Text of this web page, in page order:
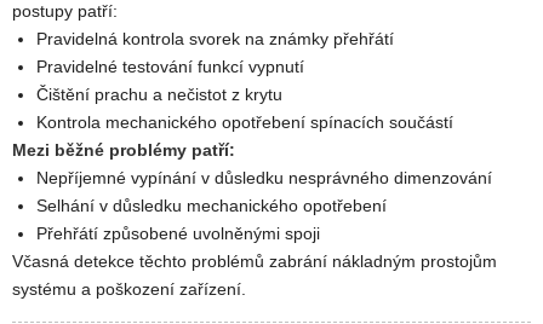
postupy patří:
Pravidelná kontrola svorek na známky přehřátí
Pravidelné testování funkcí vypnutí
Čištění prachu a nečistot z krytu
Kontrola mechanického opotřebení spínacích součástí
Mezi běžné problémy patří:
Nepříjemné vypínání v důsledku nesprávného dimenzování
Selhání v důsledku mechanického opotřebení
Přehřátí způsobené uvolněnými spoji
Včasná detekce těchto problémů zabrání nákladným prostojům
systému a poškození zařízení.